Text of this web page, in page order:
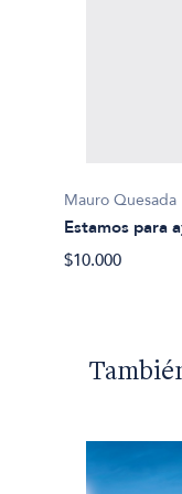
Mauro Quesada
Estamos para
$10.000